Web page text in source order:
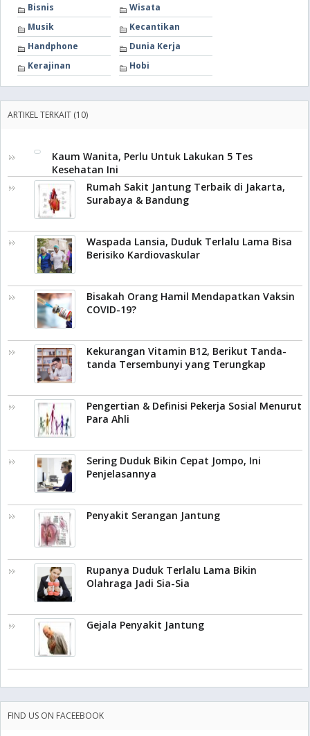
Bisnis
Wisata
Musik
Kecantikan
Handphone
Dunia Kerja
Kerajinan
Hobi
ARTIKEL TERKAIT (10)
Kaum Wanita, Perlu Untuk Lakukan 5 Tes
Kesehatan Ini
Rumah Sakit Jantung Terbaik di Jakarta,
Surabaya & Bandung
Waspada Lansia, Duduk Terlalu Lama Bisa
Berisiko Kardiovaskular
Bisakah Orang Hamil Mendapatkan Vaksin
COVID-19?
Kekurangan Vitamin B12, Berikut Tanda-
tanda Tersembunyi yang Terungkap
Pengertian & Definisi Pekerja Sosial Menurut
Para Ahli
Sering Duduk Bikin Cepat Jompo, Ini
Penjelasannya
Penyakit Serangan Jantung
Rupanya Duduk Terlalu Lama Bikin
Olahraga Jadi Sia-Sia
Gejala Penyakit Jantung
FIND US ON FACEEBOOK